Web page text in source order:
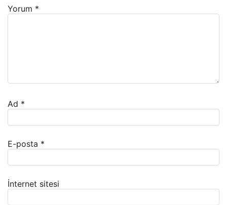
Yorum *
Ad *
E-posta *
İnternet sitesi